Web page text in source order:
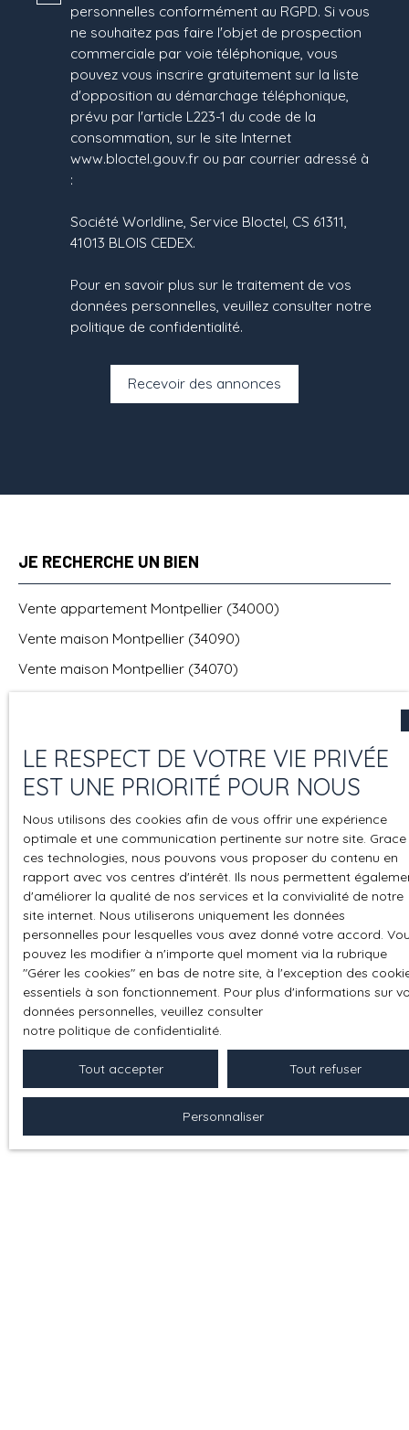
personnelles conformément au RGPD. Si vous
ne souhaitez pas faire l'objet de prospection
commerciale par voie téléphonique, vous
pouvez vous inscrire gratuitement sur la liste
d'opposition au démarchage téléphonique,
prévu par l'article L223-1 du code de la
consommation, sur le site Internet
www.bloctel.gouv.fr ou par courrier adressé à
:
Société Worldline, Service Bloctel, CS 61311,
41013 BLOIS CEDEX.
Pour en savoir plus sur le traitement de vos
données personnelles, veuillez consulter notre
politique de confidentialité.
Recevoir des annonces
JE RECHERCHE UN BIEN
Vente appartement Montpellier (34000)
Vente maison Montpellier (34090)
Vente maison Montpellier (34070)
Vente appartement Sète (34200)
Vente maison Lattes (34970)
JE SUIS PROPRIÉTAIRE
Estimez votre bien
Vendre avec nous
Espace vendeur
Nous contacter
INFORMATIONS
Mentions légales
LE RESPECT DE VOTRE VIE PRIVÉE
EST UNE PRIORITÉ POUR NOUS
Nous utilisons des cookies afin de vous offrir une expérience
optimale et une communication pertinente sur notre site.
ces technologies, nous pouvons vous proposer du contenu en
rapport avec vos centres d'intérêt. Ils nous permettent
d'améliorer la qualité de nos services et la convivialité de notre
site internet. Nous utiliserons uniquement les données
personnelles pour lesquelles vous avez donné votre accord.
pouvez les modifier à n'importe quel moment via la rubrique
″Gérer les cookies″ en bas de notre site, à l'exception des
essentiels à son fonctionnement. Pour plus d'informations sur
données personnelles, veuillez consulter
notre politique de confidentialité.
Tout accepter Tout refuser
Personnaliser